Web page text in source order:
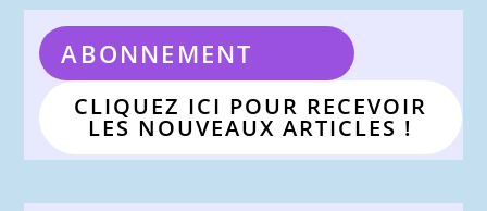
ABONNEMENT
CLIQUEZ ICI POUR RECEVOIR
LES NOUVEAUX ARTICLES !